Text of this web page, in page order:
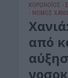
ΚΟΡΩΝΟΪΟΣ -
• ΝΟΜΌΣ
από